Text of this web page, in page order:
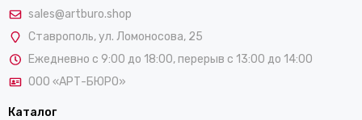
sales@artburo.shop
Ставрополь,ул. Ломоносова, 25
Ежедневно с 9:00 до 18:00, перерыв с 13:00 до 14:00
ООО «АРТ-БЮРО»
Каталог